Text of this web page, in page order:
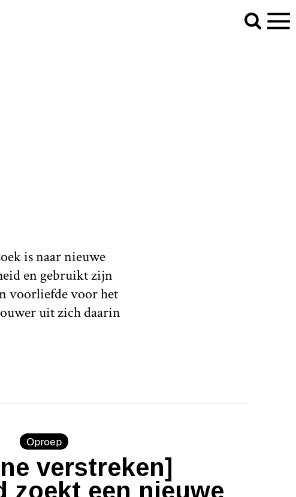
is naar nieuwe
en gebruikt zijn
voorliefde voor het
uit zich daarin
Oproep
verstreken]
zoekt een nieuwe